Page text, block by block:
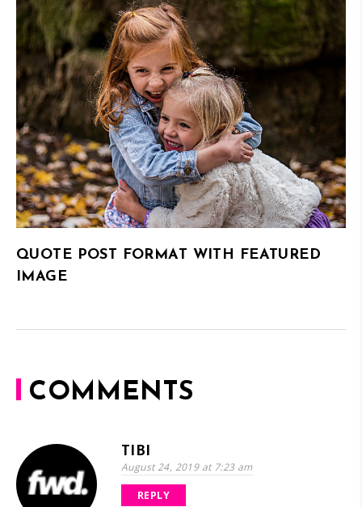
QUOTE POST FORMAT WITH FEATURED
IMAGE
COMMENTS
TIBI
August 24, 2019 at 7:23 am
REPLY